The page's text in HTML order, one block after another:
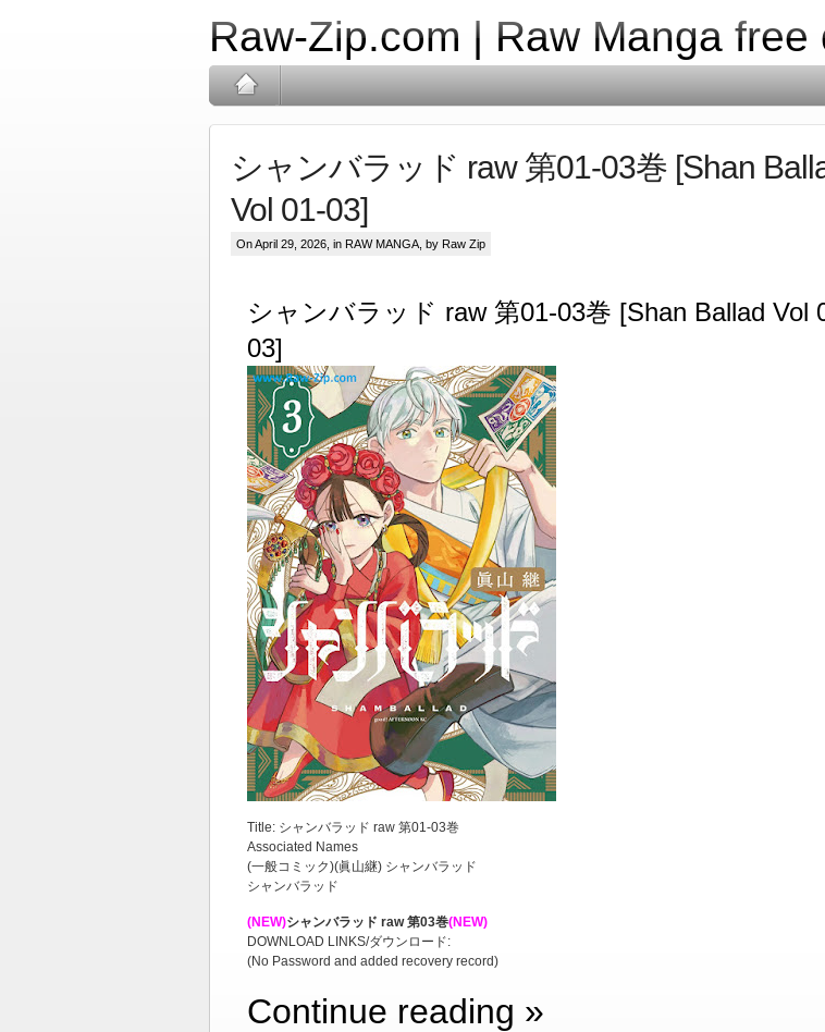
Raw-Zip.com | Raw Manga free
シャンバラッド raw 第01-03巻 [Shan
Vol 01-03]
On April 29, 2026, in RAW MANGA , by Raw Zip
シャンバラッド raw 第01-03巻 [Shan Ballad Vol
03]
Title: シャンバラッド raw 第01-03巻
Associated Names
(一般コミック)(眞山継) シャンバラッド
シャンバラッド
(NEW)シャンバラッド raw 第03巻(NEW)
DOWNLOAD LINKS/ダウンロード:
(No Password and added recovery record)
Continue reading »